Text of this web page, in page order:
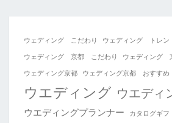
ウェディング こだわり ウェディング トレン
ウェディング 京都 こだわり ウェディング
ウェディング京都 ウェディング京都 おすすめ
ウエディング ウエデ
ウエディングプランナー カタログギフ